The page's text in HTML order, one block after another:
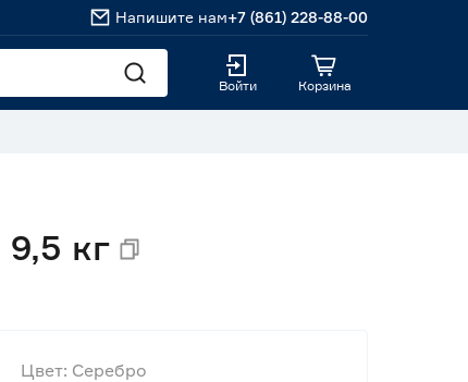
Напишите нам+7 (861) 228-88-00
Войти Корзина
кг
Цвет: Серебро